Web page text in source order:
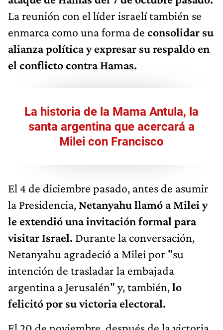
La reunión con el líder israelí también se
enmarca como una forma de consolidar su
alianza política y expresar su respaldo en
el conflicto contra Hamas.
La historia de la Mama Antula, la
santa argentina que acercará a
Milei con Francisco
El 4 de diciembre pasado, antes de asumir
la Presidencia, Netanyahu llamó a Milei y
le extendió una invitación formal para
visitar Israel. Durante la conversación,
Netanyahu agradeció a Milei por "su
intención de trasladar la embajada
argentina a Jerusalén" y, también,lo
felicitó por su victoria electoral.